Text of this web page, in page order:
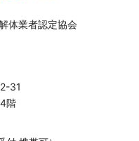
体業者認定協会
31
階